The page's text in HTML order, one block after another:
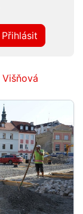
Přihlásit
Višňová